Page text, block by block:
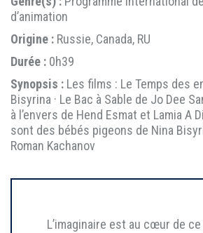
d’animation
Origine : Russie, Canada, RU
Durée : 0h39
Synopsis : Les films : Le Temps des
Bisyrina · Le Bac à Sable de Jo Dee
à l’envers de Hend Esmat et Lamia A
sont des bébés pigeons de Nina
Roman Kachanov
L’imaginaire est au cœur de